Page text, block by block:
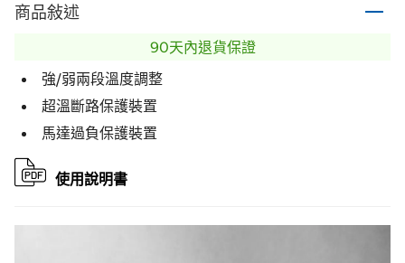
商品敍述
90天內退貨保證
強/弱兩段溫度調整
超溫斷路保護裝置
馬達過負保護裝置
使用說明書